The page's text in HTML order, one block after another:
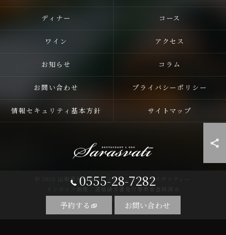
0555-28-7282
予約する お問い合わせ
ディナー コース
ワイン アクセス
お知らせ コラム
お問い合わせ プライバシーポリシー
情報セキュリティ基本方針 サイトマップ
© 2026 山梨県河口湖のレストランならサラスヴァティー
インボイス制度：適格請求書発行事業者登録済み
ALL RIGHTS RESERVED.